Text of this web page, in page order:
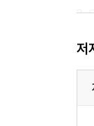
2.
CD
스
듬
저